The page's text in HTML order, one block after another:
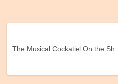
The Musical Cockatiel On the Sh…